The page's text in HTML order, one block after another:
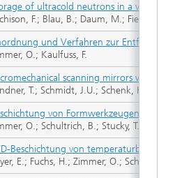
of ultracold neutrons in a volume
F.; Blau, B.; Daum, M.; Fierlinger,
und Verfahren zur Entfernung
O.; Kaulfuss, F.
scanning mirrors with
T.; Schmidt, J.U.; Schenk, H.;
von Formwerkzeugen -
O.; Schultrich, B.; Stucky, T.;
Beschichtung von
E.; Fuchs, H.; Zimmer, O.; Schmalz, E.